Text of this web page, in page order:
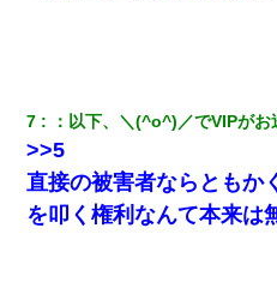
私（23）冗談のつもりで上司（
「パワハラを受けたから思い切
ら、速攻でパワハラかました元
7 ： 以下、＼(^o^)／でVIPがお
>>5
直接の被害者ならともか
を叩く権利なんて本来は